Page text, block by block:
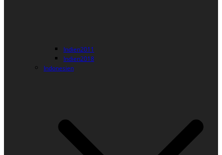
Indien2011
Indien2018
Indonesien